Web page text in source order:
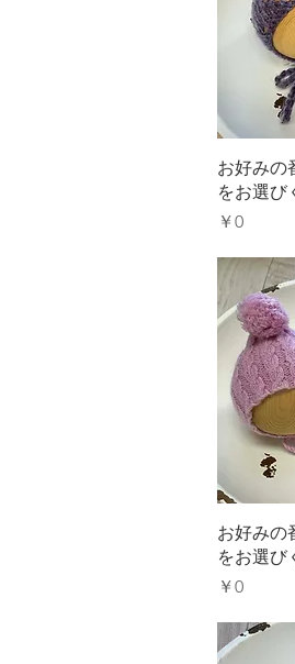
お好みの
をお選び
価格
￥0
お好みの
をお選び
価格
￥0